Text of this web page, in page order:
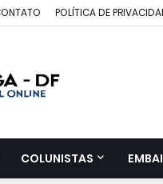
POLÍTICA DE
COLUNISTAS